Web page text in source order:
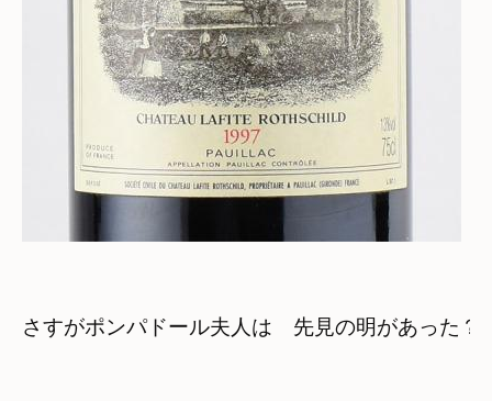
さすがポンパドール夫人は　先見の明があった？